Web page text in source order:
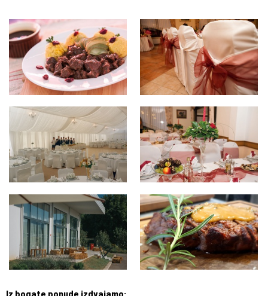
Iz bogate ponude izdvajamo: